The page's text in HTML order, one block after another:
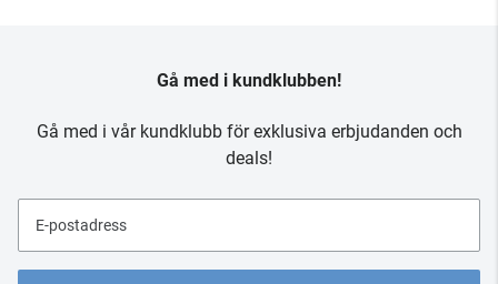
Gå med i kundklubben!
Gå med i vår kundklubb för exklusiva erbjudanden och
deals!
E-postadress